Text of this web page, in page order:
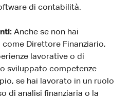
di contabilità.
Anche se non hai
Direttore Finanziario,
lavorative o di
sviluppato competenze
se hai lavorato in un ruolo
di analisi finanziaria o la